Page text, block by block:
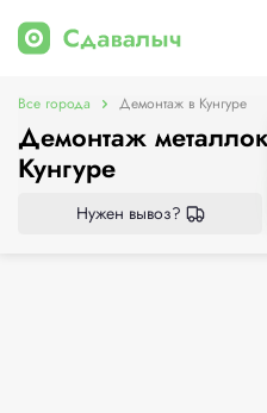
Все города Демонтаж в Кунгуре
Демонтаж
Кунгуре
Нужен вывоз?